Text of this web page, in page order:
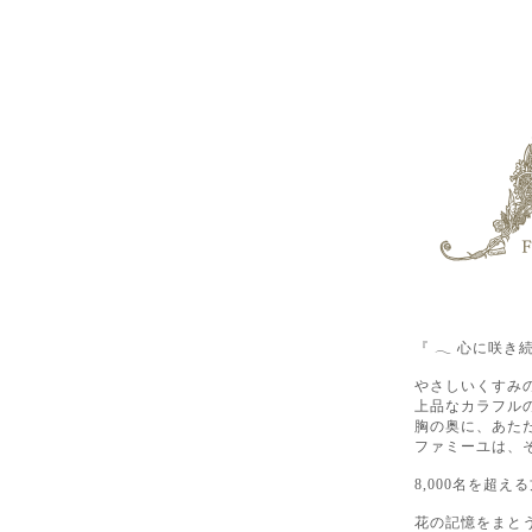
『 𓂃 心に咲き
やさしいくすみ
上品なカラフル
胸の奥に、あた
ファミーユは、
8,000名を超え
花の記憶をまと